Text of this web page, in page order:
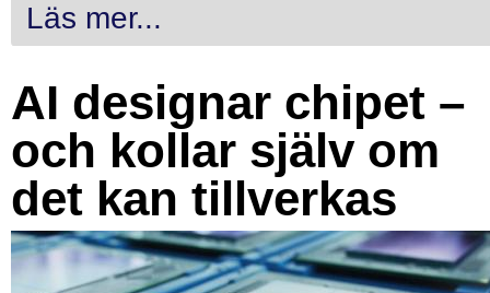
Läs mer...
AI designar chipet –
och kollar själv om
det kan tillverkas